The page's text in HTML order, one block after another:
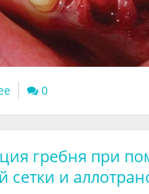
0
гребня при
сетки и